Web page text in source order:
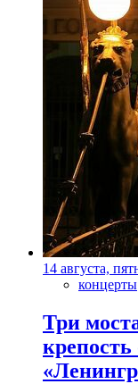
14 августа,
концерты
Три
крепость